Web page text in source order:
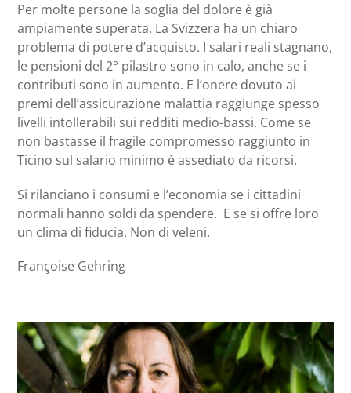
Per molte persone la soglia del dolore è già
ampiamente superata. La Svizzera ha un chiaro
problema di potere d’acquisto. I salari reali stagnano,
le pensioni del 2° pilastro sono in calo, anche se i
contributi sono in aumento. E l’onere dovuto ai
premi dell’assicurazione malattia raggiunge spesso
livelli intollerabili sui redditi medio-bassi. Come se
non bastasse il fragile compromesso raggiunto in
Ticino sul salario minimo è assediato da ricorsi.
Si rilanciano i consumi e l’economia se i cittadini
normali hanno soldi da spendere. E se si offre loro
un clima di fiducia. Non di veleni.
Françoise Gehring